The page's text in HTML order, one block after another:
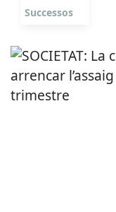
Successos